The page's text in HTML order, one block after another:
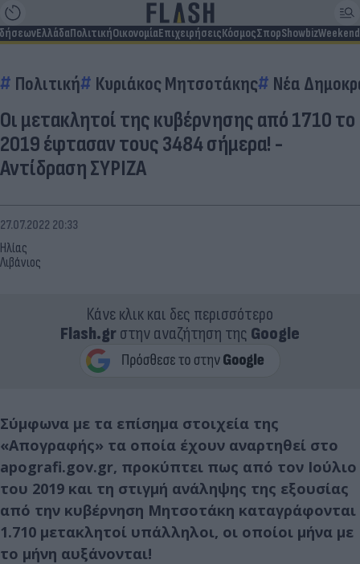
ΕλλάδαΠολιτικήΟικονομίαΕπιχειρήσειςΚόσμοςΣπορShowbizWeekend
Πολιτική Κυριάκος Μητσοτάκης Νέα
Οι μετακλητοί της κυβέρνησης από 1710 το
2019 έφτασαν τους 3484 σήμερα! -
Αντίδραση ΣΥΡΙΖΑ
Ηλίας
Λιβάνιος
27.07.2022 20:33
Κάνε κλικ και δες περισσότερο
Flash.grστην αναζήτηση της Google
Σύμφωνα με τα επίσημα στοιχεία της
«Απογραφής» τα οποία έχουν αναρτηθεί στο
apografi.gov.gr, προκύπτει πως από τον Ιούλιο
του 2019 και τη στιγμή ανάληψης της εξουσίας
από την κυβέρνηση Μητσοτάκη καταγράφονται
1.710 μετακλητοί υπάλληλοι, οι οποίοι μήνα με
το μήνη αυξάνονται!